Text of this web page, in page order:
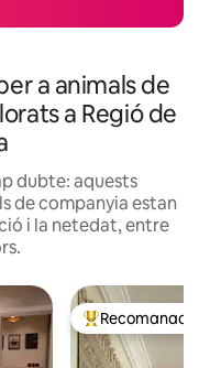
a animals de
a Regió de
dubte: aquests
de companyia estan
i la netedat, entre
Principals
Recomanació